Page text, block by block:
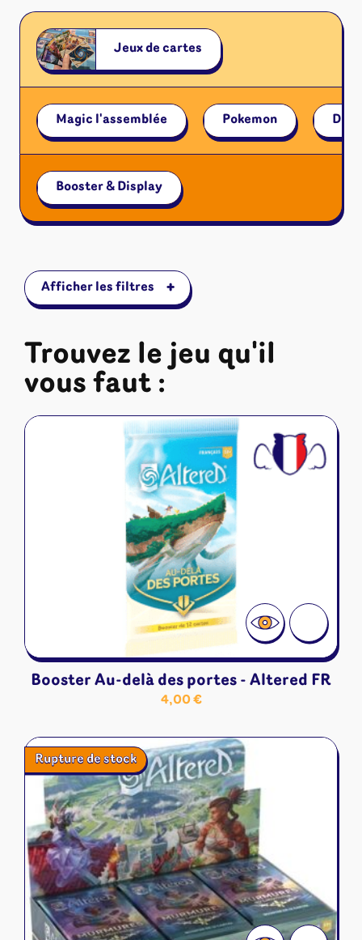
Autres
Jeux de cartes
Magic l'assemblée Pokemon
Booster & Display
Afficher les filtres +
Trouvez le jeu qu'il
vous faut :
Booster Au-delà des portes - Altered FR
4,00€
Rupture de stock